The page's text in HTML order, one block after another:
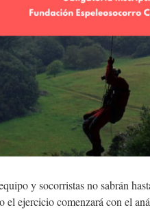
y socorristas no sabrán
el ejercicio comenzará con el